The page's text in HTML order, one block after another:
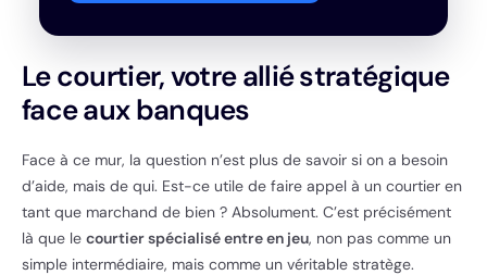
Le courtier, votre allié stratégique
face aux banques
Face à ce mur, la question n’est plus de savoir si on a besoin
d’aide, mais de qui. Est-ce utile de faire appel à un courtier en
tant que marchand de bien ? Absolument. C’est précisément
là que le courtier spécialisé entre en jeu, non pas comme un
simple intermédiaire, mais comme un véritable stratège.